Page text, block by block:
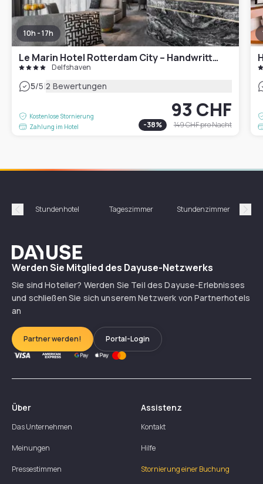
10h - 17h
Le Marin Hotel Rotterdam City – Handwritten Collection
Delfshaven
5/5|2 Bewertungen
Kostenlose Stornierung
Zahlung im Hotel
93 CHF
-38% 149 CHFpro Nacht
Précédent
Stundenhotel Tageszimmer Stundenzimmer
Dayuse
Werden Sie Mitglied des Dayuse-Netzwerks
Sie sind Hotelier? Werden Sie Teil des Dayuse-Erlebnisses
und schließen Sie sich unserem Netzwerk von Partnerhotels
an
Partner werden! Portal-Login
Über
Das Unternehmen
Meinungen
Pressestimmen
Assistenz
Kontakt
Hilfe
Stornierung einer Buchung